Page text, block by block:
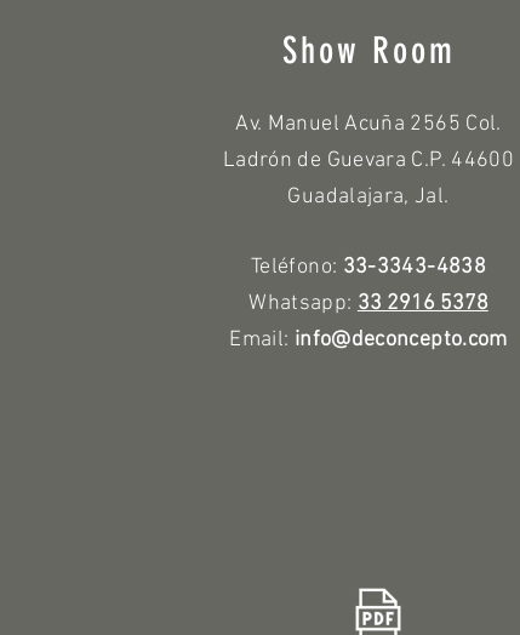
Show Room
Av. Manuel Acuña 2565 Col.
Ladrón de Guevara C.P. 44600
Guadalajara, Jal.
Teléfono: 33-3343-4838
Whatsapp:33 2916 5378
Email: info@deconcepto.com